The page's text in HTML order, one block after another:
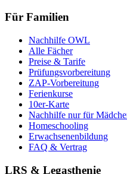
Für Familien
Nachhilfe OWL
Alle Fächer
Preise & Tarife
Prüfungsvorbereitung
ZAP-Vorbereitung
Ferienkurse
10er-Karte
Nachhilfe nur für
Homeschooling
Erwachsenenbildung
FAQ & Vertrag
LRS & Legasthenie